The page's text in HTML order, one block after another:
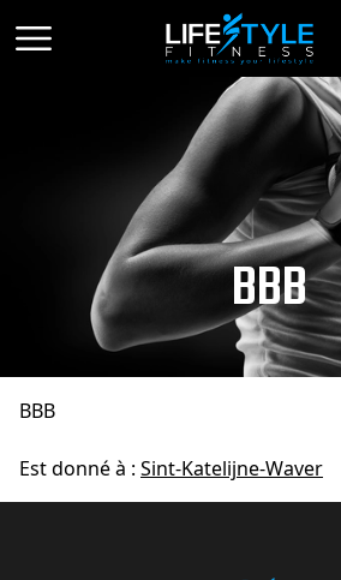
BBB
BBB
Est donné à : Sint-Katelijne-Waver